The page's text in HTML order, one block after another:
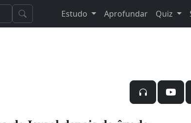
Estudo Aprofundar Quiz